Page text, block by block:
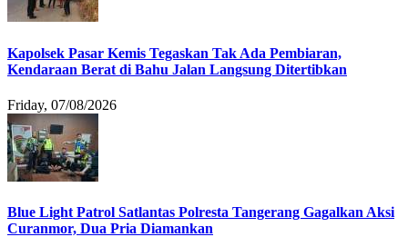
Kapolsek Pasar Kemis Tegaskan Tak Ada Pembiaran,
Kendaraan Berat di Bahu Jalan Langsung Ditertibkan
Friday, 07/08/2026
Blue Light Patrol Satlantas Polresta Tangerang Gagalkan Aksi
Curanmor, Dua Pria Diamankan